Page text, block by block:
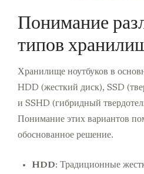
Понимание
типов
Хранилище ноутбуков в
HDD (жесткий диск), SSD
и SSHD (гибридный
Понимание этих вариантов
обоснованное решение.
HDD: Традиционные